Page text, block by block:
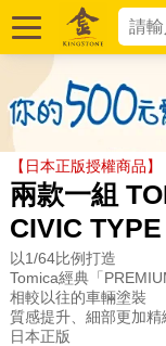
【日本正版授權商品】
兩款一組
CIVIC
以1/64比例打造
Tomica經典「
相較以往的車輛塗裝
質感提升、細部更加精
日本正版